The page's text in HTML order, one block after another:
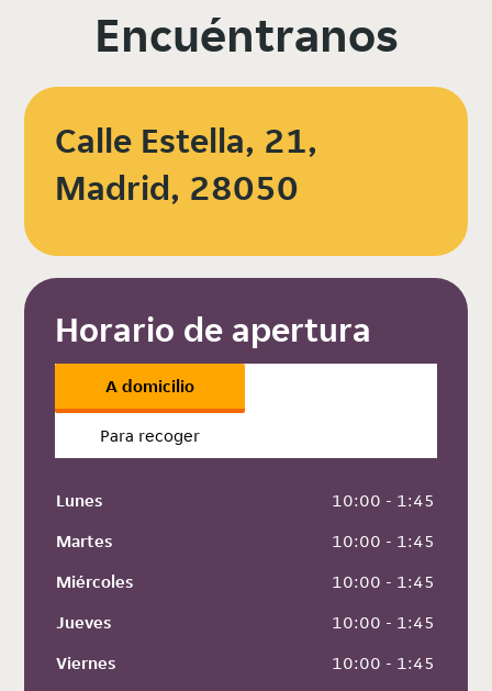
Encuéntranos
Calle Estella, 21,
Madrid, 28050
Horario de apertura
A domicilio
Para recoger
Lunes
10:00 - 1:45
Martes
10:00 - 1:45
Miércoles
10:00 - 1:45
Jueves
10:00 - 1:45
Viernes
10:00 - 1:45